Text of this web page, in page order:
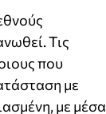
Τις
που
με
με μέσα